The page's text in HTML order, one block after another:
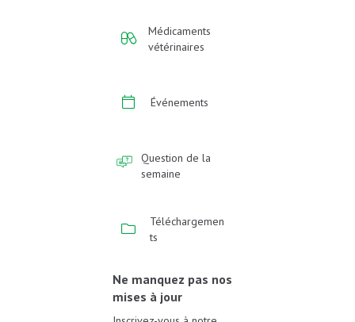
Médicaments
vétérinaires
Événements
Question de la
semaine
Téléchargemen
ts
Ne manquez pas nos
mises à jour